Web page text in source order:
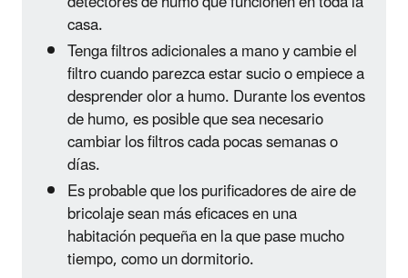
casa.
Tenga filtros adicionales a mano y cambie el
filtro cuando parezca estar sucio o empiece a
desprender olor a humo. Durante los eventos
de humo, es posible que sea necesario
cambiar los filtros cada pocas semanas o
días.
Es probable que los purificadores de aire de
bricolaje sean más eficaces en una
habitación pequeña en la que pase mucho
tiempo, como un dormitorio.